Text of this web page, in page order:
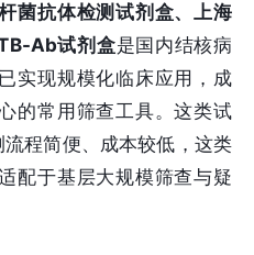
菌抗体检测试剂盒、上海
Ab试剂盒是国内结核病
实现规模化临床应用，成
的常用筛查工具。这类试
程简便、成本较低，这类
配于基层大规模筛查与疑